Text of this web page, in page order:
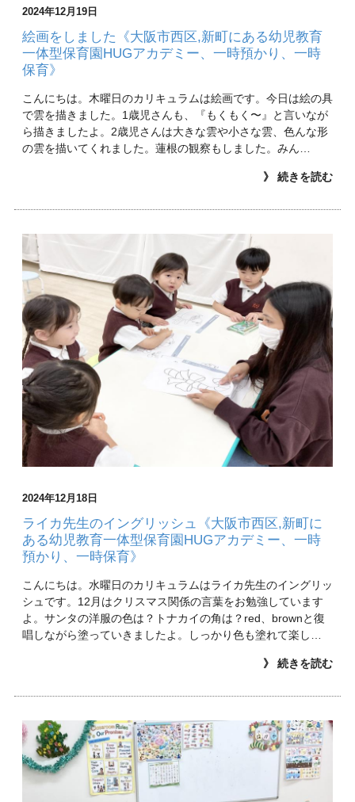
2024年12月19日
絵画をしました《大阪市西区,新町にある幼児教育
一体型保育園HUGアカデミー、一時預かり、一時
保育》
こんにちは。木曜日のカリキュラムは絵画です。今日は絵の具
で雲を描きました。1歳児さんも、『もくもく〜』と言いなが
ら描きましたよ。2歳児さんは大きな雲や小さな雲、色んな形
の雲を描いてくれました。蓮根の観察もしました。みん…
》 続きを読む
2024年12月18日
ライカ先生のイングリッシュ《大阪市西区,新町に
ある幼児教育一体型保育園HUGアカデミー、一時
預かり、一時保育》
こんにちは。水曜日のカリキュラムはライカ先生のイングリッ
シュです。12月はクリスマス関係の言葉をお勉強しています
よ。サンタの洋服の色は？トナカイの角は？red、brownと復
唱しながら塗っていきましたよ。しっかり色も塗れて楽し…
》 続きを読む